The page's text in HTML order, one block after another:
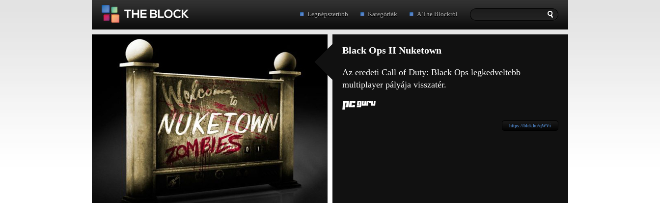
Legnépszerűbb Kategóriák A The Blockról
Black Ops II Nuketown
Az eredeti Call of Duty: Black Ops legkedveltebb
multiplayer pályája visszatér.